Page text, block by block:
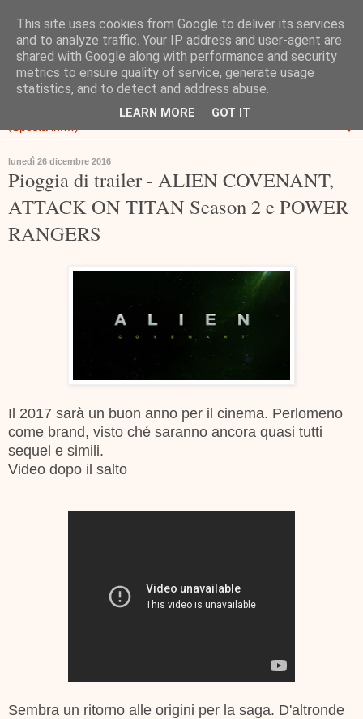
▼
lunedì 26 dicembre 2016
Pioggia di trailer - ALIEN COVENANT,
ATTACK ON TITAN Season 2 e POWER
RANGERS
Il 2017 sarà un buon anno per il cinema. Perlomeno
come brand, visto ché saranno ancora quasi tutti
sequel e simili.
Video dopo il salto
Sembra un ritorno alle origini per la saga. D'altronde
This site uses cookies from Google to deliver its services
and to analyze traffic. Your IP address and user-agent are
shared with Google along with performance and security
metrics to ensure quality of service, generate usage
statistics, and to detect and address abuse.
LEARN MORE GOT IT